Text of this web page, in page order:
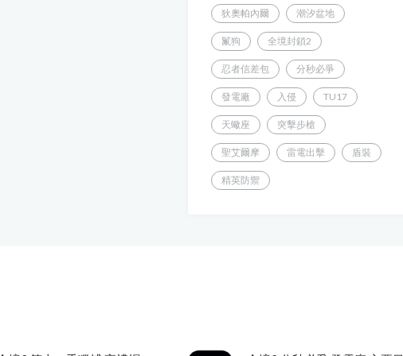
狄奧帕內爾 潮汐盆地
鬣狗 全境封鎖2
忍者信差包 分秒必爭
發電廠 入侵 TU17
天蠍座 突擊步槍
聖艾爾摩 雷電出擊 盾裝
精英防禦